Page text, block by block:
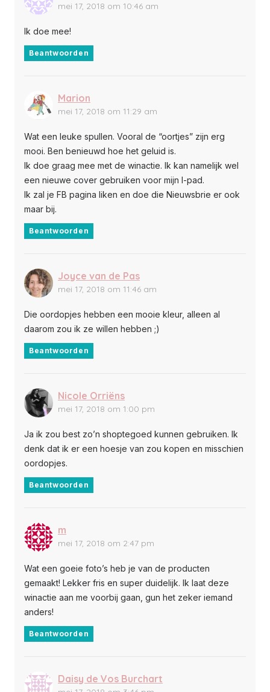
mei 17, 2018 om 10:46 am
Ik doe mee!
Beantwoorden
Marion
mei 17, 2018 om 11:29 am
Wat een leuke spullen. Vooral de “oortjes” zijn erg
mooi. Ben benieuwd hoe het geluid is.
Ik doe graag mee met de winactie. Ik kan namelijk wel
een nieuwe cover gebruiken voor mijn I-pad.
Ik zal je FB pagina liken en doe die Nieuwsbrie er ook
maar bij.
Beantwoorden
Joyce van de Pas
mei 17, 2018 om 11:46 am
Die oordopjes hebben een mooie kleur, alleen al
daarom zou ik ze willen hebben ;)
Beantwoorden
Nicole Orriëns
mei 17, 2018 om 1:00 pm
Ja ik zou best zo’n shoptegoed kunnen gebruiken. Ik
denk dat ik er een hoesje van zou kopen en misschien
oordopjes.
Beantwoorden
m
mei 17, 2018 om 2:47 pm
Wat een goeie foto’s heb je van de producten
gemaakt! Lekker fris en super duidelijk. Ik laat deze
winactie aan me voorbij gaan, gun het zeker iemand
anders!
Beantwoorden
Daisy de Vos Burchart